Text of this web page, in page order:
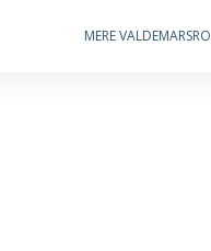
MERE VALDEMARSRO